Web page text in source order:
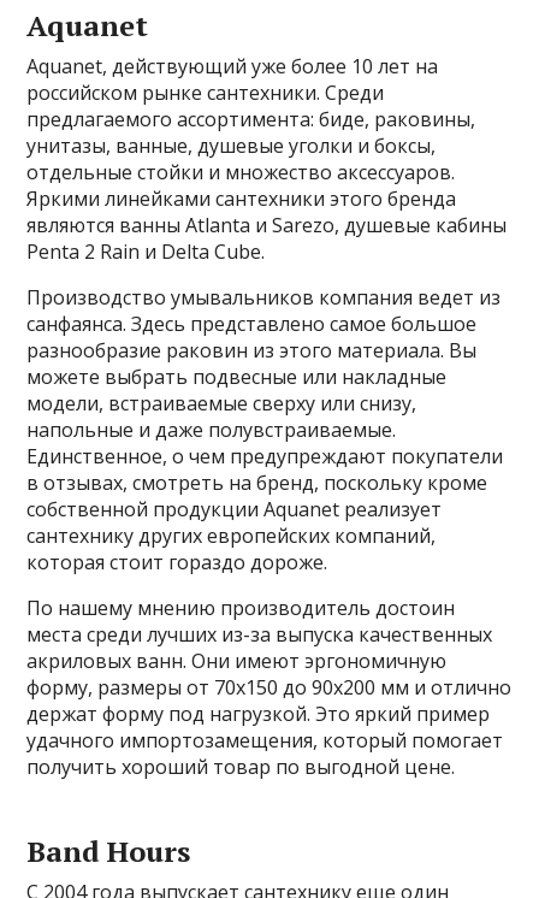
Aquanet
Aquanet, действующий уже более 10 лет на
российском рынке сантехники. Среди
предлагаемого ассортимента: биде, раковины,
унитазы, ванные, душевые уголки и боксы,
отдельные стойки и множество аксессуаров.
Яркими линейками сантехники этого бренда
являются ванны Atlanta и Sarezo, душевые кабины
Penta 2 Rain и Delta Cube.
Производство умывальников компания ведет из
санфаянса. Здесь представлено самое большое
разнообразие раковин из этого материала. Вы
можете выбрать подвесные или накладные
модели, встраиваемые сверху или снизу,
напольные и даже полувстраиваемые.
Единственное, о чем предупреждают покупатели
в отзывах, смотреть на бренд, поскольку кроме
собственной продукции Aquanet реализует
сантехнику других европейских компаний,
которая стоит гораздо дороже.
По нашему мнению производитель достоин
места среди лучших из-за выпуска качественных
акриловых ванн. Они имеют эргономичную
форму, размеры от 70х150 до 90х200 мм и отлично
держат форму под нагрузкой. Это яркий пример
удачного импортозамещения, который помогает
получить хороший товар по выгодной цене.
Band Hours
С 2004 года выпускает сантехнику еще один